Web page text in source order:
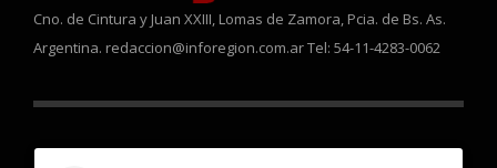
Cno. de Cintura y Juan XXIII, Lomas de Zamora, Pcia. de Bs. As.
Argentina. redaccion@inforegion.com.ar Tel: 54-11-4283-0062